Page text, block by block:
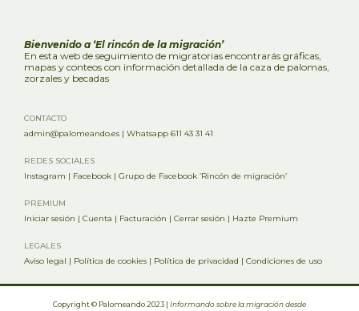
Bienvenido a ‘El rincón de la migración’
En esta web de seguimiento de migratorias encontrarás gráficas,
mapas y conteos con información detallada de la caza de palomas,
zorzales y becadas
CONTACTO
admin@palomeando.es | Whatsapp 611 43 31 41
REDES SOCIALES
Instagram | Facebook | Grupo de Facebook ‘Rincón de migración’
PREMIUM
Iniciar sesión | Cuenta | Facturación | Cerrar sesión | Hazte Premium
LEGALES
Aviso legal | Política de cookies | Política de privacidad | Condiciones de uso
Copyright © Palomeando 2023 | Informando sobre la migración desde